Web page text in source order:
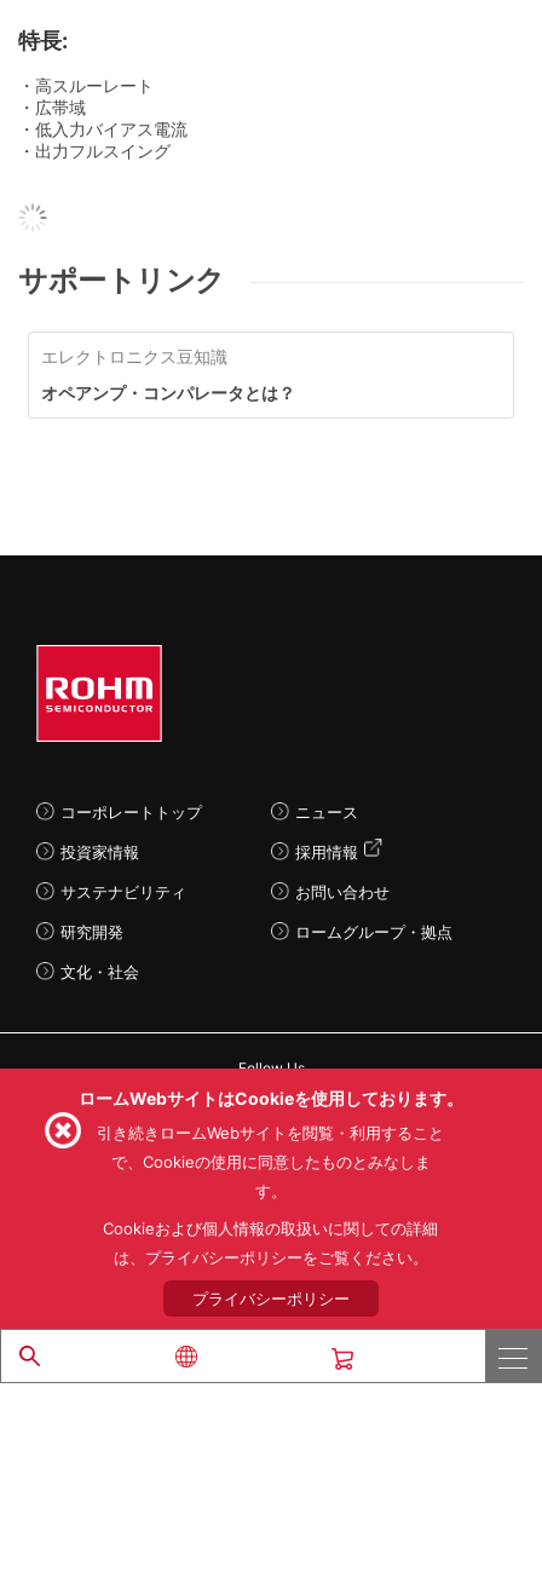
特長:
・高スルーレート
・広帯域
・低入力バイアス電流
・出力フルスイング
サポートリンク
エレクトロニクス豆知識
オペアンプ・コンパレータとは？
コーポレートトップ
投資家情報
サステナビリティ
研究開発
文化・社会
ニュース
採用情報
お問い合わせ
ロームグループ・拠点
Follow Us
利用目的
プライバシーポリシー
サイトマップ
ローム製品の販売に関する標準契約条件書(PDF)
© 1997 - 2026 ROHM CO., LTD. ALL RIGHTS RESERVED.
ロームWebサイトはCookieを使用しております。
引き続きロームWebサイトを閲覧・利用すること
で、Cookieの使用に同意したものとみなしま
す。
Cookieおよび個人情報の取扱いに関しての詳細
は、プライバシーポリシーをご覧ください。
プライバシーポリシー